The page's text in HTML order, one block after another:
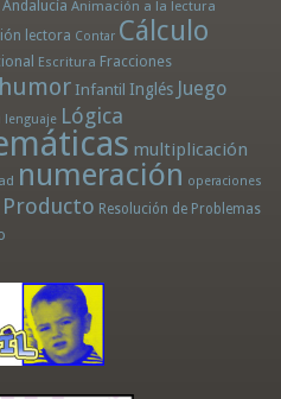
Andalucía Animación a la lectura
lectora Contar Cálculo
Escritura Fracciones
humor Infantil Inglés Juego
lenguaje Lógica
multiplicación
numeración operaciones
Producto Resolución de Problemas